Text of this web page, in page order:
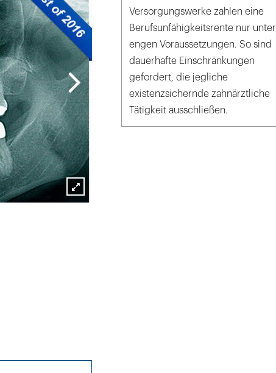
Lightbox
Versorgungswerke zahlen eine
Berufsunfähigkeitsrente nur unter
engen Voraussetzungen. So sind
dauerhafte Einschränkungen
gefordert, die jegliche
existenzsichernde zahnärztliche
Tätigkeit ausschließen.